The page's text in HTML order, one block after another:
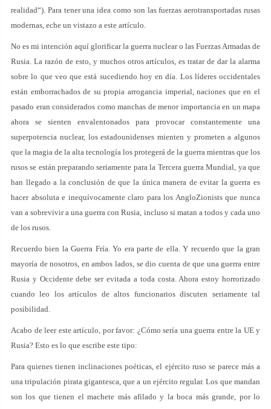
realidad“). Para tener una idea como son las fuerzas aerotransportadas rusas
modernas, eche un vistazo a este artículo.
No es mi intención aquí glorificar la guerra nuclear o las Fuerzas Armadas de
Rusia. La razón de esto, y muchos otros artículos, es tratar de dar la alarma
sobre lo que veo que está sucediendo hoy en día. Los líderes occidentales
están emborrachados de su propia arrogancia imperial, naciones que en el
pasado eran considerados como manchas de menor importancia en un mapa
ahora se sienten envalentonados para provocar constantemente una
superpotencia nuclear, los estadounidenses mienten y prometen a algunos
que la magia de la alta tecnología los protegerá de la guerra mientras que los
rusos se están preparando seriamente para la Tercera guerra Mundial, ya que
han llegado a la conclusión de que la única manera de evitar la guerra es
hacer absoluta e inequívocamente claro para los AngloZionists que nunca
van a sobrevivir a una guerra con Rusia, incluso si matan a todos y cada uno
de los rusos.
Recuerdo bien la Guerra Fría. Yo era parte de ella. Y recuerdo que la gran
mayoría de nosotros, en ambos lados, se dio cuenta de que una guerra entre
Rusia y Occidente debe ser evitada a toda costa. Ahora estoy horrorizado
cuando leo los artículos de altos funcionarios discuten seriamente tal
posibilidad.
Acabo de leer este artículo, por favor: ¿Cómo sería una guerra entre la UE y
Rusia? Esto es lo que escribe este tipo:
Para quienes tienen inclinaciones poéticas, el ejército ruso se parece más a
una tripulación pirata gigantesca, que a un ejército regular. Los que mandan
son los que tienen el machete más afilado y la boca más grande, por lo